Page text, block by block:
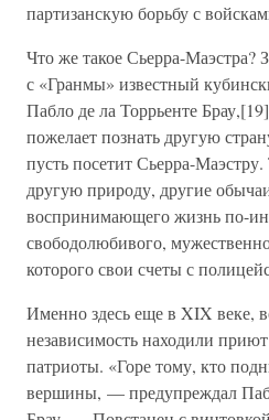
партизанскую борьбу с
Что же такое Сьерра-Маэстра?
с «Гранмы» известный
Пабло де ла Торрьенте
пожелает познать другую
пусть посетит Сьерра-
другую природу, другие
воспринимающего жизнь по-
свободолюбивого,
которого свои счеты с
Именно здесь еще в XIX веке,
независимость находили
патриоты. «Горе тому, кто
вершины, — предупреждал